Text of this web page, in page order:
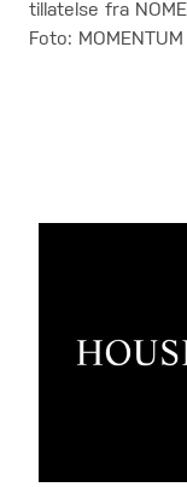
tillatelse fra
Foto: MOMENTUM